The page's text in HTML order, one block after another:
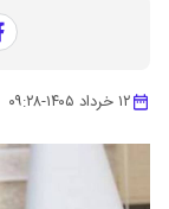
۱۲ خرداد ۱۴۰۵ -۰۹:۲۸